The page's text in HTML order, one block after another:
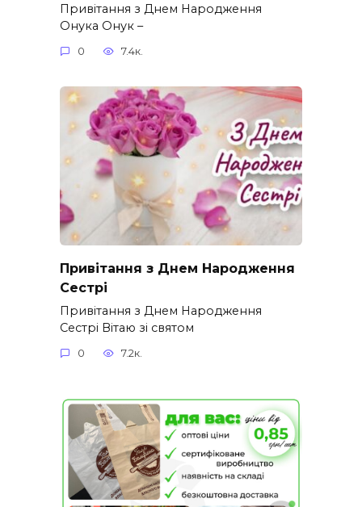
Привітання з Днем Народження
Онука Онук –
0 7.4к.
Привітання з Днем Народження
Сестрі
Привітання з Днем Народження
Сестрі Вітаю зі святом
0 7.2к.